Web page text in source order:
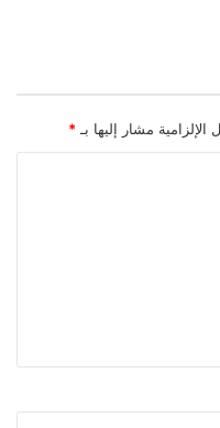
الإلزامية مشار إليها بـ *